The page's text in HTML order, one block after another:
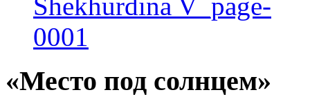
«Место под солнцем»